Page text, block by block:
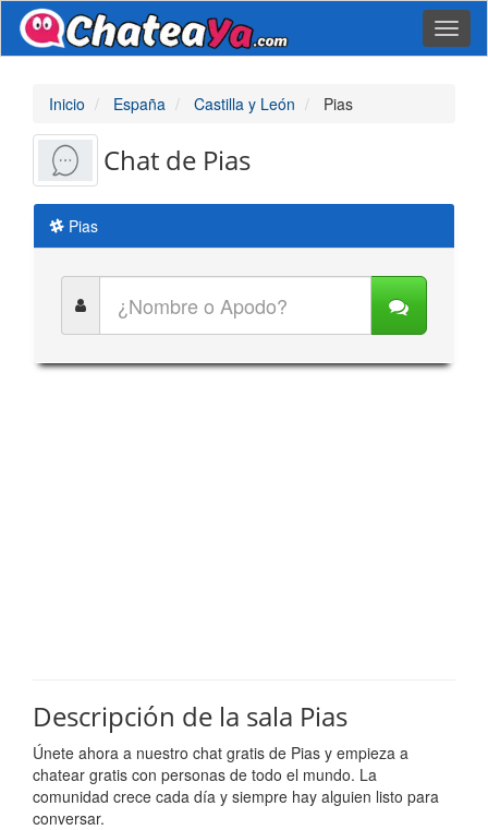
Inicio España Castilla y León Pias
Chat de Pias
Pias
Descripción de la sala Pias
Únete ahora a nuestro chat gratis de Pias y empieza a
chatear gratis con personas de todo el mundo. La
comunidad crece cada día y siempre hay alguien listo para
conversar.